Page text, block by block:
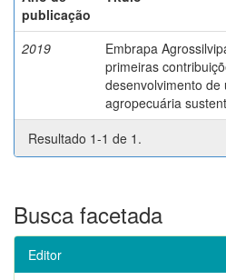
publicação
2019
Embrapa
primeiras
desenvolvimento de
agropecuária
Resultado 1-1 de 1.
Busca facetada
Editor